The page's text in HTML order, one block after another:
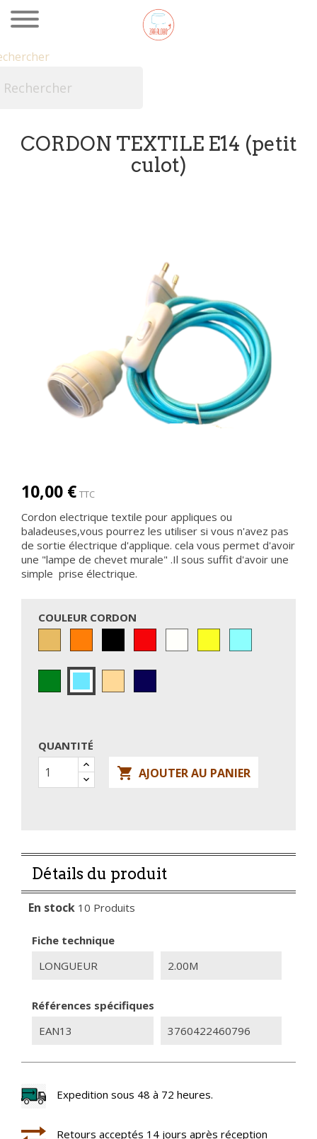
CORDON TEXTILE E14 (petit
culot)
10,00 € TTC
Cordon electrique textile pour appliques ou
baladeuses,vous pourrez les utiliser si vous n'avez pas
de sortie électrique d'applique. cela vous permet d'avoir
une "lampe de chevet murale" .Il sous suffit d'avoir une
simple prise électrique.
COULEUR CORDON
(torsadé)
VERT
CIEL
Cuivré marine
QUANTITÉ
 AJOUTER AU PANIER
Détails du produit
En stock 10 Produits
Fiche technique
LONGUEUR
2.00M
Références spécifiques
EAN13
3760422460796
Expedition sous 48 à 72 heures.
Retours acceptés 14 jours après réception